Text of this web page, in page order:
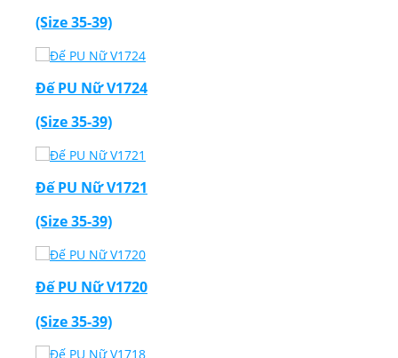
(Size 35-39)
Đế PU Nữ V1724
(Size 35-39)
Đế PU Nữ V1721
(Size 35-39)
Đế PU Nữ V1720
(Size 35-39)